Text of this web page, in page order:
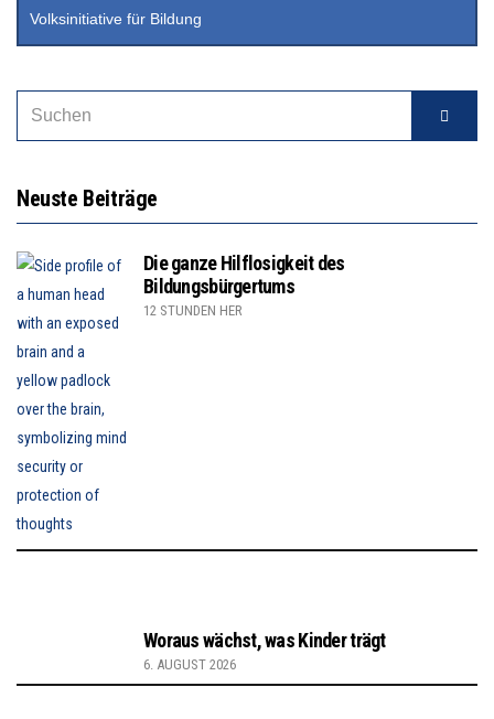
Volksinitiative für Bildung
Neuste Beiträge
Die ganze Hilflosigkeit des
Bildungsbürgertums
12 STUNDEN HER
Woraus wächst, was Kinder trägt
6. AUGUST 2026